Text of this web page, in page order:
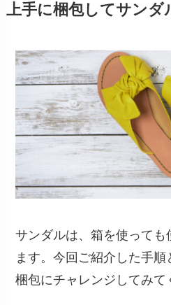
上手に梱包してサンダ
サンダルは、箱を使っても
ます。今回ご紹介した手順
梱包にチャレンジしてみて